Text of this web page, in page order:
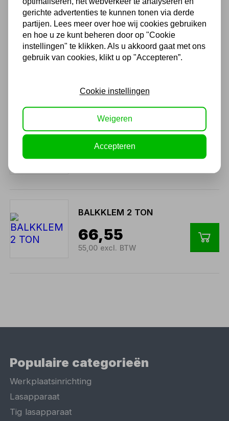
70,00 excl. BTW
Kettingtakel 2000kg 6 mtr.
ketting
Loopkat MW 2000kg
139,15
BALKKLEM 2 TON
66,55
55,00 excl. BTW
Populaire categorieën
Werkplaatsinrichting
Lasapparaat
Tig lasapparaat
gerichte advertenties te kunnen tonen via derde
partijen. Lees meer over hoe wij cookies gebruiken
en hoe u ze kunt beheren door op "Cookie
instellingen" te klikken. Als u akkoord gaat met ons
gebruik van cookies, klikt u op "Accepteren”.
Cookie instellingen
Weigeren
Accepteren